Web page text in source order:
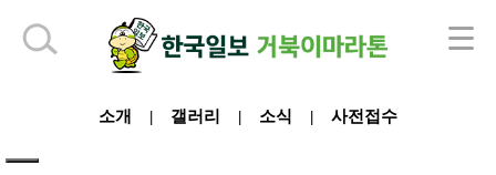
소개 갤러리 소식 사전접수
하단 영역